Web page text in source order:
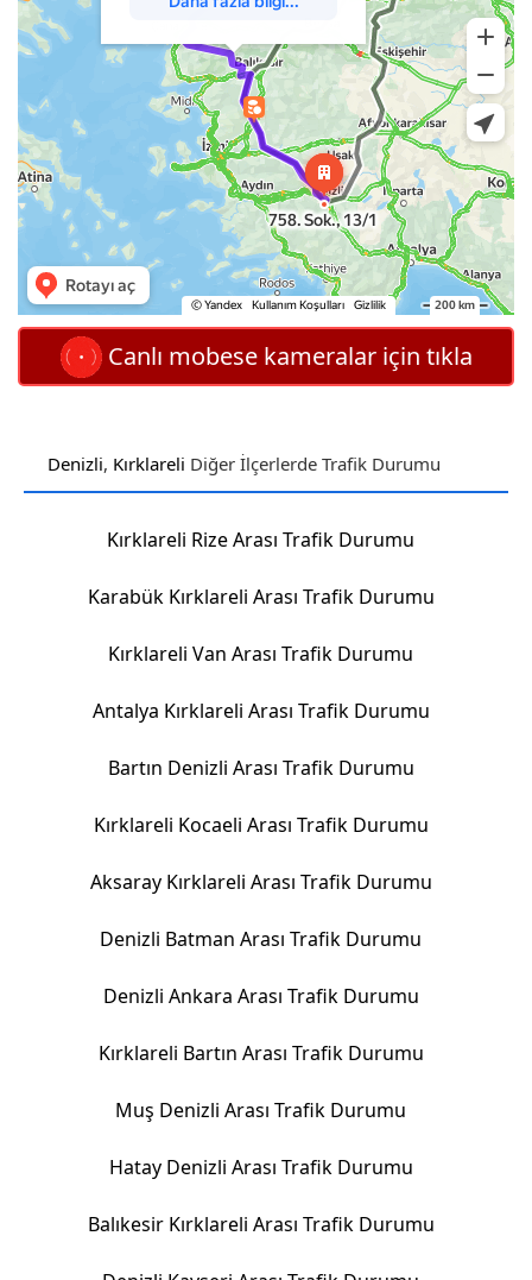
Canlı mobese kameralar için tıkla
Denizli, Kırklareli Diğer İlçerlerde Trafik Durumu
Kırklareli Rize Arası Trafik Durumu
Karabük Kırklareli Arası Trafik Durumu
Kırklareli Van Arası Trafik Durumu
Antalya Kırklareli Arası Trafik Durumu
Bartın Denizli Arası Trafik Durumu
Kırklareli Kocaeli Arası Trafik Durumu
Aksaray Kırklareli Arası Trafik Durumu
Denizli Batman Arası Trafik Durumu
Denizli Ankara Arası Trafik Durumu
Kırklareli Bartın Arası Trafik Durumu
Muş Denizli Arası Trafik Durumu
Hatay Denizli Arası Trafik Durumu
Balıkesir Kırklareli Arası Trafik Durumu